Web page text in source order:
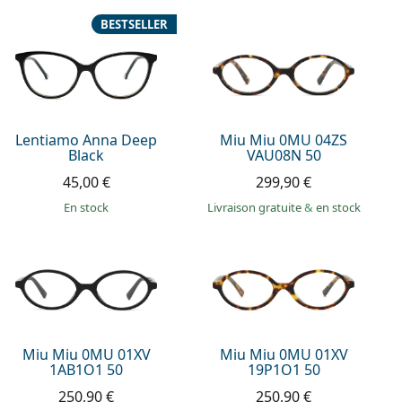
Lentiamo Anna Deep
Black
BESTSELLER
45,00 €
en stock
Miu Miu 0MU 04ZS
VAU08N 50
299,90 €
Livraison gratuite& en stock
Miu Miu 0MU 01XV
1AB1O1 50
250,90 €
Miu Miu 0MU 01XV
19P1O1 50
250,90 €